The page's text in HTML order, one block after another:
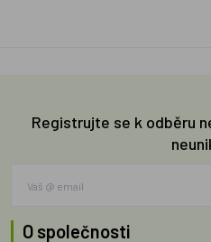
Registrujte se k odběru
O společnosti